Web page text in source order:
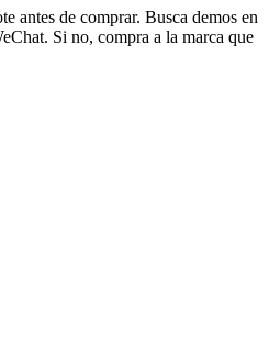
antes de comprar. Busca demos en
Si no, compra a la marca que